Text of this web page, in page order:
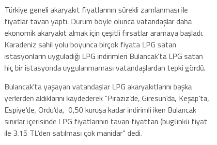
Türkiye geneli akaryakıt fiyatlarının sürekli zamlanması ile
fiyatlar tavan yaptı. Durum böyle olunca vatandaşlar daha
ekonomik akaryakıt almak için çeşitli fırsatlar aramaya başladı.
Karadeniz sahil yolu boyunca birçok fiyata LPG satan
istasyonların uyguladığı LPG indirimleri Bulancak’ta LPG satan
hiç bir istasyonda uygulanmaması vatandaşlardan tepki gördü.
Bulancak’ta yaşayan vatandaşlar LPG akaryakıtlarını başka
yerlerden aldıklarını kaydederek “Piraziz’de, Giresun’da, Keşap’ta,
Espiye’de, Ordu’da, 0,50 kuruşa kadar indirimli iken Bulancak
sınırlar içerisinde LPG fiyatlarının tavan fiyattan (bugünkü fiyat
ile 3.15 TL’den satılması çok manidar” dedi.